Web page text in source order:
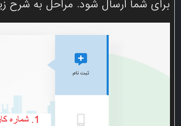
برای شما ارسال شود. مراحل به شرح